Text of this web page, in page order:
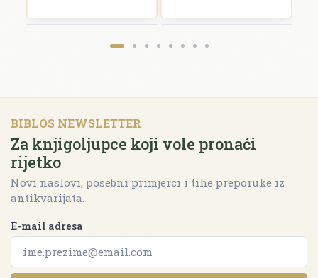
BIBLOS NEWSLETTER
Za knjigoljupce koji vole pronaći
rijetko
Novi naslovi, posebni primjerci i tihe preporuke iz
antikvarijata.
E-mail adresa